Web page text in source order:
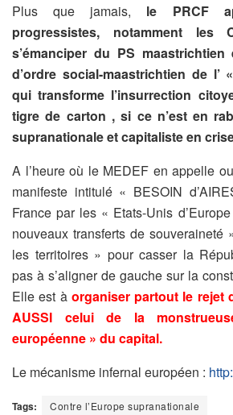
Plus que jamais, le PRCF
progressistes, notamment les
s’émanciper du PS
d’ordre social-maastrichtien de l’
qui transforme l’insurrection
tigre de carton , si ce n’est en
supranationale et capitaliste en
A l’heure où le MEDEF en appelle
manifeste intitulé « BESOIN
France par les « Etats-Unis
nouveaux transferts de souveraineté
les territoires » pour casser la
pas à s’aligner de gauche sur la
Elle est à organiser partout le rejet
AUSSI celui de la
européenne » du capital.
Le mécanisme infernal européen :
Tags: Contre l’Europe supranationale